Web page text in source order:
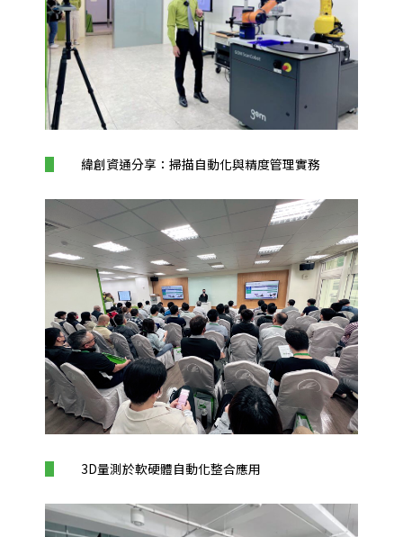
緯創資通分享：掃描自動化與精度管理實務
3D量測於軟硬體自動化整合應用